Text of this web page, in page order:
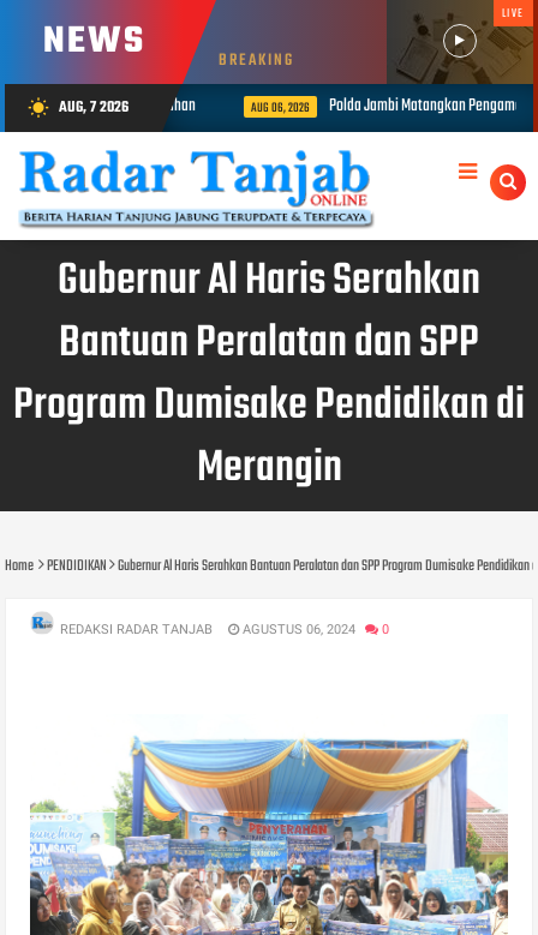
NEWS BREAKING
LIVE
wb_sunny AUG, 7 2026
Pria di Lumahan AUG 06, 2026 Polda Jambi Matangkan Pengamanan
Gubernur Al Haris Serahkan
Bantuan Peralatan dan SPP
Program Dumisake Pendidikan di
Merangin
Home PENDIDIKAN Gubernur Al Haris Serahkan Bantuan Peralatan dan SPP Program Dumisake Pendidikan
REDAKSI RADAR TANJAB AGUSTUS 06, 2024 0